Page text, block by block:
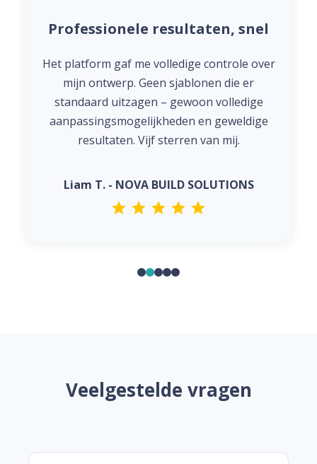
Professionele resultaten, snel
Het platform gaf me volledige controle over
mijn ontwerp. Geen sjablonen die er
standaard uitzagen – gewoon volledige
aanpassingsmogelijkheden en geweldige
resultaten. Vijf sterren van mij.
Liam T. - NOVA BUILD SOLUTIONS
Veelgestelde vragen